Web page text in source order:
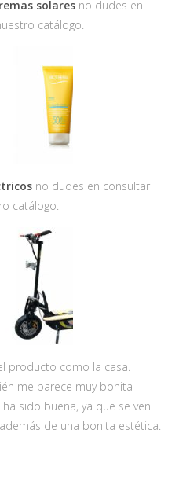
solares no dudes en
catálogo.
no dudes en consultar
catálogo.
producto como la casa.
me parece muy bonita
sido buena, ya que se ven
de una bonita estética.